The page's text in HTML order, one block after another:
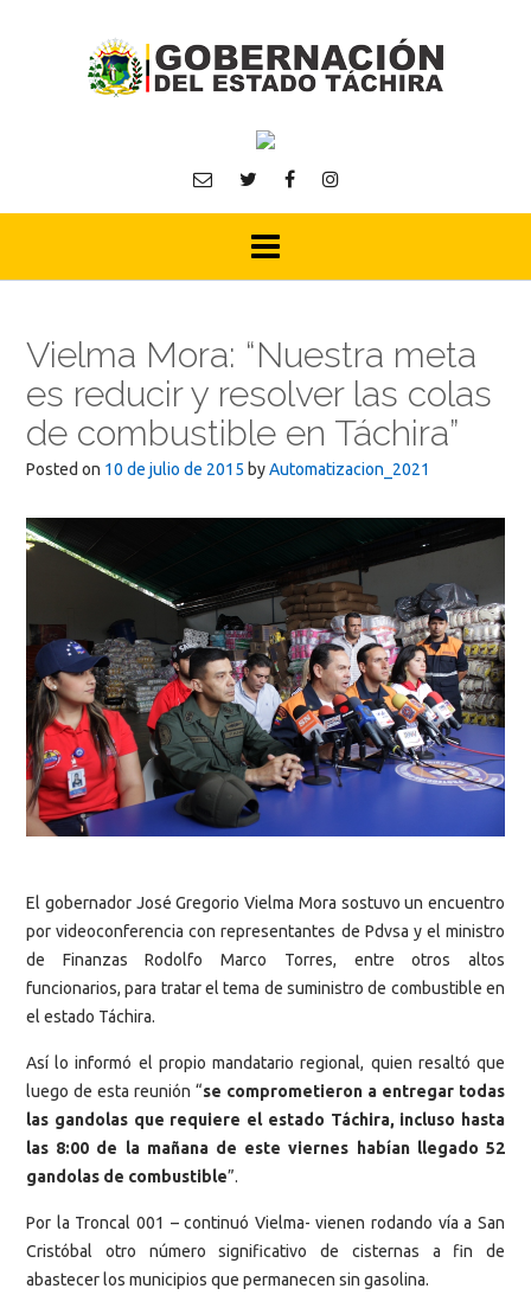
Vielma Mora: “Nuestra meta
es reducir y resolver las colas
de combustible en Táchira”
Posted on 10 de julio de 2015 byAutomatizacion_2021
El gobernador José Gregorio Vielma Mora sostuvo un encuentro
por videoconferencia con representantes de Pdvsa y el ministro
de Finanzas Rodolfo Marco Torres, entre otros altos
funcionarios, para tratar el tema de suministro de combustible en
el estado Táchira.
Así lo informó el propio mandatario regional, quien resaltó que
luego de esta reunión “se comprometieron a entregar todas
las gandolas que requiere el estado Táchira, incluso hasta
las 8:00 de la mañana de este viernes habían llegado 52
gandolas de combustible”.
Por la Troncal 001 – continuó Vielma- vienen rodando vía a San
Cristóbal otro número significativo de cisternas a fin de
abastecer los municipios que permanecen sin gasolina.